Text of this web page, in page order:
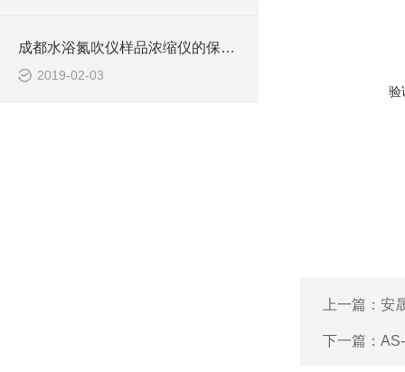
成都水浴氮吹仪样品浓缩仪的保养方法
2019-02-03
验
上一篇： 安
下一篇：